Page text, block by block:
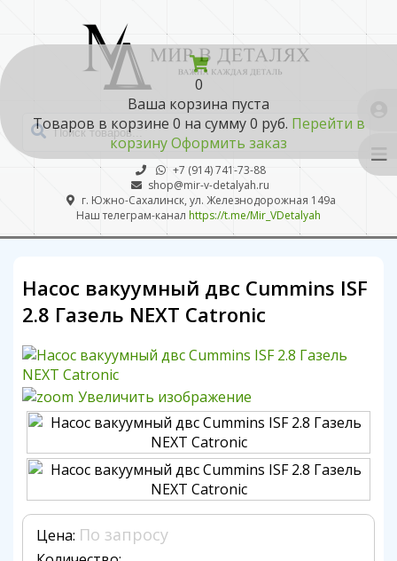
0
Ваша корзина пуста
Товаров в корзине 0 на сумму0 руб. Перейти в
корзинуОформить заказ
+7 (914) 741-73-88
shop@mir-v-detalyah.ru
г. Южно-Сахалинск, ул. Железнодорожная 149а
Наш телеграм-канал https://t.me/Mir_VDetalyah
Насос вакуумный двс Cummins ISF
2.8 Газель NEXT Catronic
Увеличить изображение
Цена: По запросу